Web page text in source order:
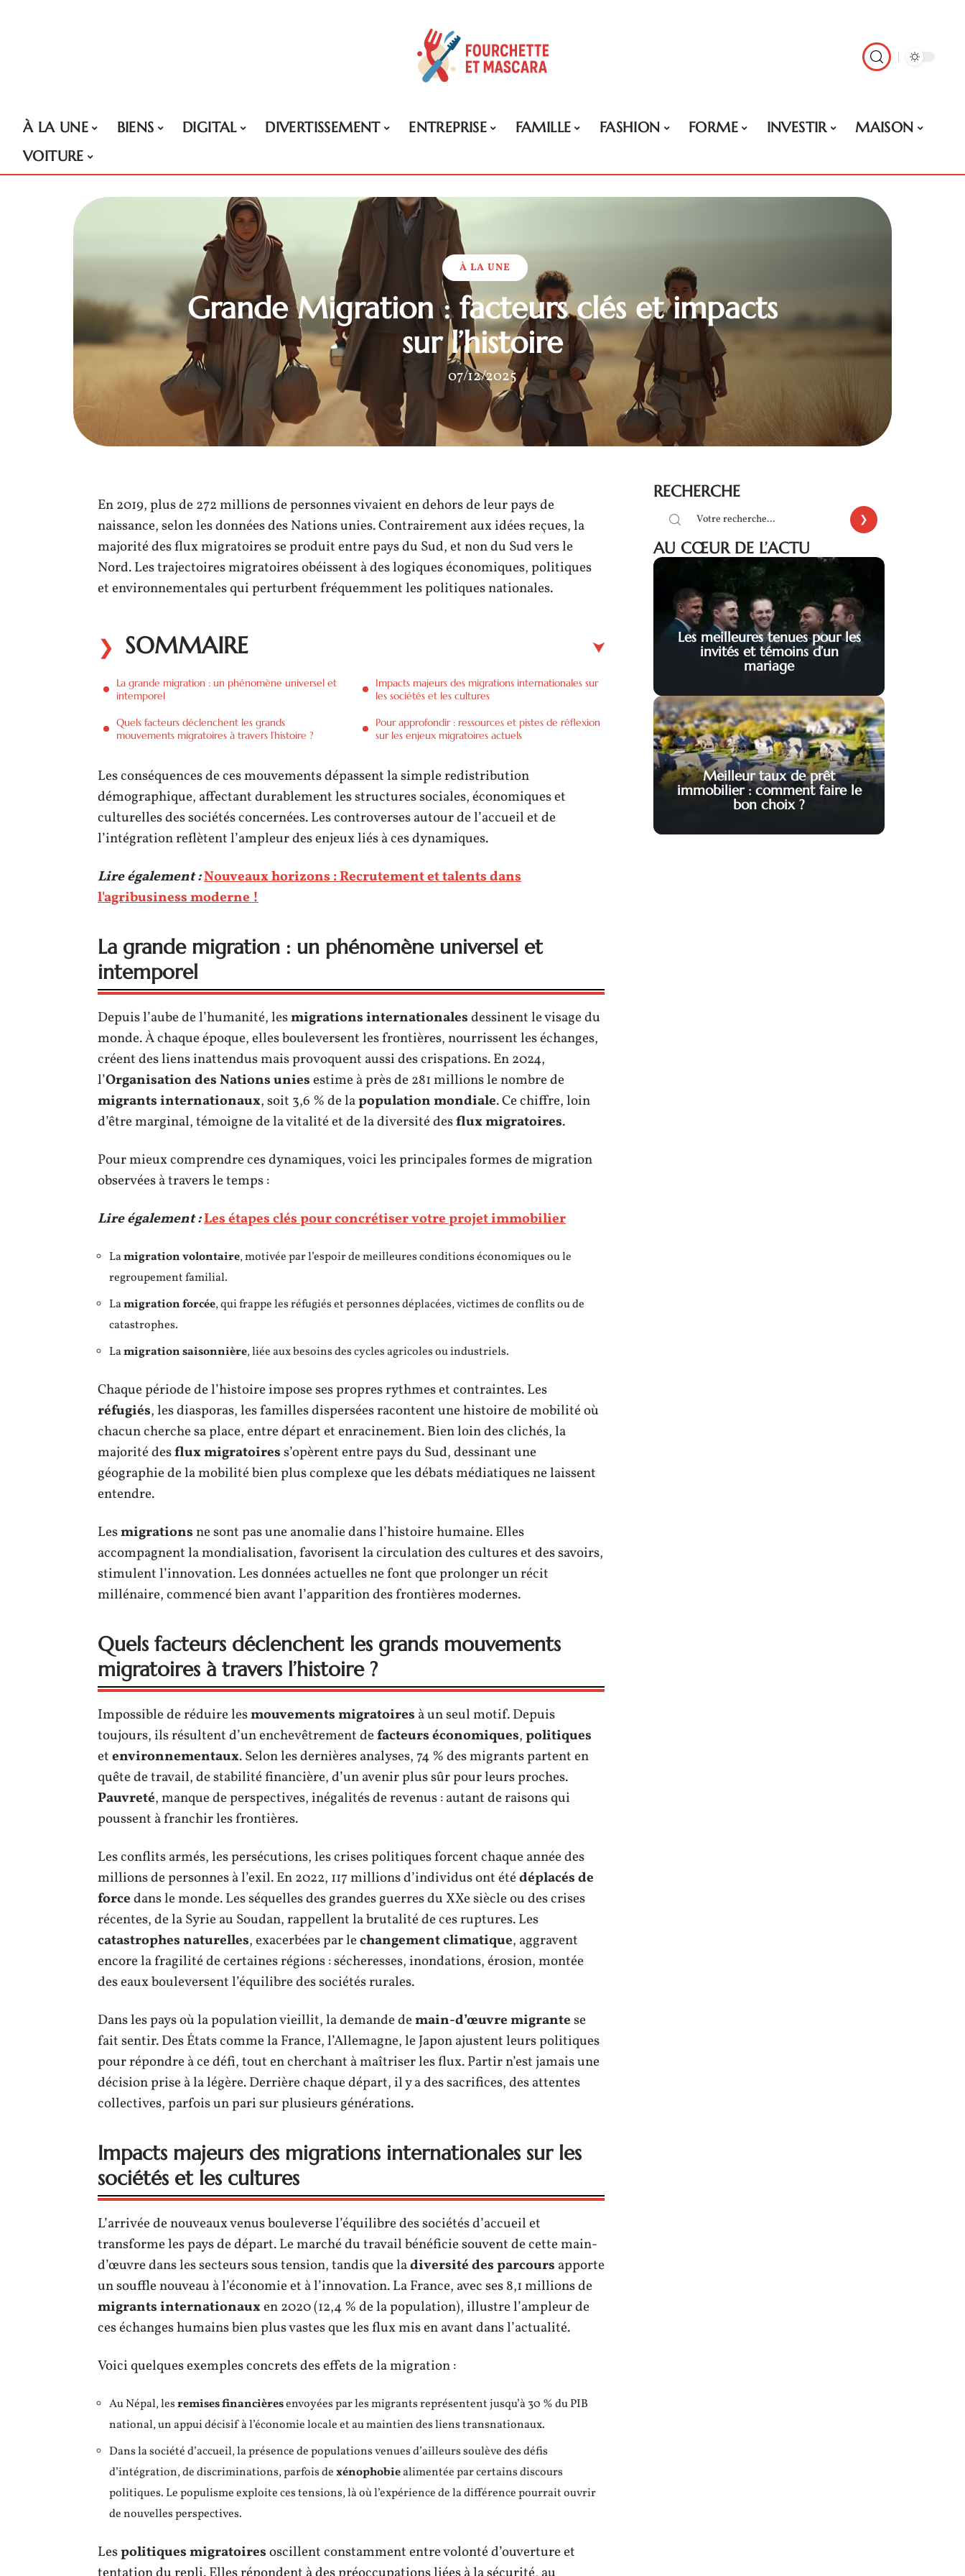
À LA UNE BIENS DIGITAL DIVERTISSEMENT ENTREPRISE FAMILLE FASHION FORME INVESTIR
MAISON
VOITURE
À LA UNE
Grande Migration : facteurs clés et impacts
sur l’histoire
07/12/2025
En 2019, plus de 272 millions de personnes vivaient en dehors de leur pays de
naissance, selon les données des Nations unies. Contrairement aux idées reçues, la
majorité des flux migratoires se produit entre pays du Sud, et non du Sud vers le
Nord. Les trajectoires migratoires obéissent à des logiques économiques, politiques
et environnementales qui perturbent fréquemment les politiques nationales.
SOMMAIRE
La grande migration : un phénomène universel et
intemporel
Quels facteurs déclenchent les grands
mouvements migratoires à travers l’histoire ?
Impacts majeurs des migrations internationales sur
les sociétés et les cultures
Pour approfondir : ressources et pistes de réflexion
sur les enjeux migratoires actuels
Les conséquences de ces mouvements dépassent la simple redistribution
démographique, affectant durablement les structures sociales, économiques et
culturelles des sociétés concernées. Les controverses autour de l’accueil et de
l’intégration reflètent l’ampleur des enjeux liés à ces dynamiques.
Lire également :Nouveaux horizons : Recrutement et talents dans
l'agribusiness moderne !
La grande migration : un phénomène universel et
intemporel
Depuis l’aube de l’humanité, lesmigrations internationalesdessinent le visage du
monde. À chaque époque, elles bouleversent les frontières, nourrissent les échanges,
créent des liens inattendus mais provoquent aussi des crispations. En 2024,
l’Organisation des Nations uniesestime à près de 281 millions le nombre de
migrants internationaux, soit 3,6 % de lapopulation mondiale. Ce chiffre, loin
d’être marginal, témoigne de la vitalité et de la diversité desflux migratoires.
Pour mieux comprendre ces dynamiques, voici les principales formes de migration
observées à travers le temps :
Lire également :Les étapes clés pour concrétiser votre projet immobilier
Lamigration volontaire, motivée par l’espoir de meilleures conditions économiques ou le
regroupement familial.
Lamigration forcée, qui frappe les réfugiés et personnes déplacées, victimes de conflits ou de
catastrophes.
Lamigration saisonnière, liée aux besoins des cycles agricoles ou industriels.
Chaque période de l’histoire impose ses propres rythmes et contraintes. Les
réfugiés, les diasporas, les familles dispersées racontent une histoire de mobilité où
chacun cherche sa place, entre départ et enracinement. Bien loin des clichés, la
majorité desflux migratoiress’opèrent entre pays du Sud, dessinant une
géographie de la mobilité bien plus complexe que les débats médiatiques ne laissent
entendre.
Lesmigrationsne sont pas une anomalie dans l’histoire humaine. Elles
accompagnent la mondialisation, favorisent la circulation des cultures et des savoirs,
stimulent l’innovation. Les données actuelles ne font que prolonger un récit
millénaire, commencé bien avant l’apparition des frontières modernes.
Quels facteurs déclenchent les grands mouvements
migratoires à travers l’histoire ?
Impossible de réduire lesmouvements migratoires à un seul motif. Depuis
toujours, ils résultent d’un enchevêtrement defacteurs économiques,politiques
etenvironnementaux. Selon les dernières analyses, 74 % des migrants partent en
quête de travail, de stabilité financière, d’un avenir plus sûr pour leurs proches.
Pauvreté, manque de perspectives, inégalités de revenus : autant de raisons qui
poussent à franchir les frontières.
Les conflits armés, les persécutions, les crises politiques forcent chaque année des
millions de personnes à l’exil. En 2022, 117 millions d’individus ont étédéplacés de
forcedans le monde. Les séquelles des grandes guerres du XXe siècle ou des crises
récentes, de la Syrie au Soudan, rappellent la brutalité de ces ruptures. Les
catastrophes naturelles, exacerbées par lechangement climatique, aggravent
encore la fragilité de certaines régions : sécheresses, inondations, érosion, montée
des eaux bouleversent l’équilibre des sociétés rurales.
Dans les pays où la population vieillit, la demande demain-d’œuvre migrantese
fait sentir. Des États comme la France, l’Allemagne, le Japon ajustent leurs politiques
pour répondre à ce défi, tout en cherchant à maîtriser les flux. Partir n’est jamais une
décision prise à la légère. Derrière chaque départ, il y a des sacrifices, des attentes
collectives, parfois un pari sur plusieurs générations.
Impacts majeurs des migrations internationales sur les
sociétés et les cultures
L’arrivée de nouveaux venus bouleverse l’équilibre des sociétés d’accueil et
transforme les pays de départ. Le marché du travail bénéficie souvent de cette main-
d’œuvre dans les secteurs sous tension, tandis que ladiversité des parcours apporte
un souffle nouveau à l’économie et à l’innovation. La France, avec ses 8,1 millions de
migrants internationauxen 2020 (12,4 % de la population), illustre l’ampleur de
ces échanges humains bien plus vastes que les flux mis en avant dans l’actualité.
Voici quelques exemples concrets des effets de la migration :
Au Népal, lesremises financièresenvoyées par les migrants représentent jusqu’à 30 % du PIB
national, un appui décisif à l’économie locale et au maintien des liens transnationaux.
Dans la société d’accueil, la présence de populations venues d’ailleurs soulève des défis
d’intégration, de discriminations, parfois dexénophobiealimentée par certains discours
politiques. Le populisme exploite ces tensions, là où l’expérience de la différence pourrait ouvrir
de nouvelles perspectives.
Lespolitiques migratoiresoscillent constamment entre volonté d’ouverture et
RECHERCHE
AU CŒUR DE L’ACTU
Les meilleures tenues pour les
invités et témoins d’un
mariage
Meilleur taux de prêt
immobilier : comment faire le
bon choix ?